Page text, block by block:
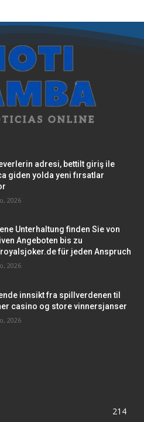
adresi, bettilt giriş ile
giden yolda yeni fırsatlar
2026
Unterhaltung finden Sie von
Angeboten bis zu
für jeden Anspruch
2026
innsikt fra spillverdenen til
casino og store vinnersjanser
2026
214